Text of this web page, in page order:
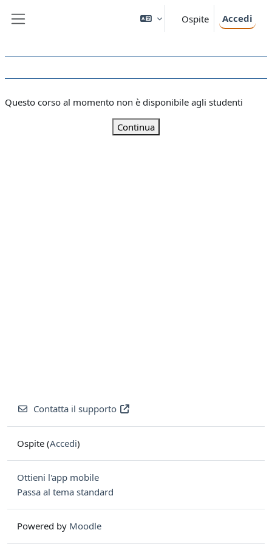
Ospite Accedi
Questo corso al momento non è disponibile agli studenti
Continua
Contatta il supporto
Ospite (Accedi)
Ottieni l'app mobile
Passa al tema standard
Powered by Moodle